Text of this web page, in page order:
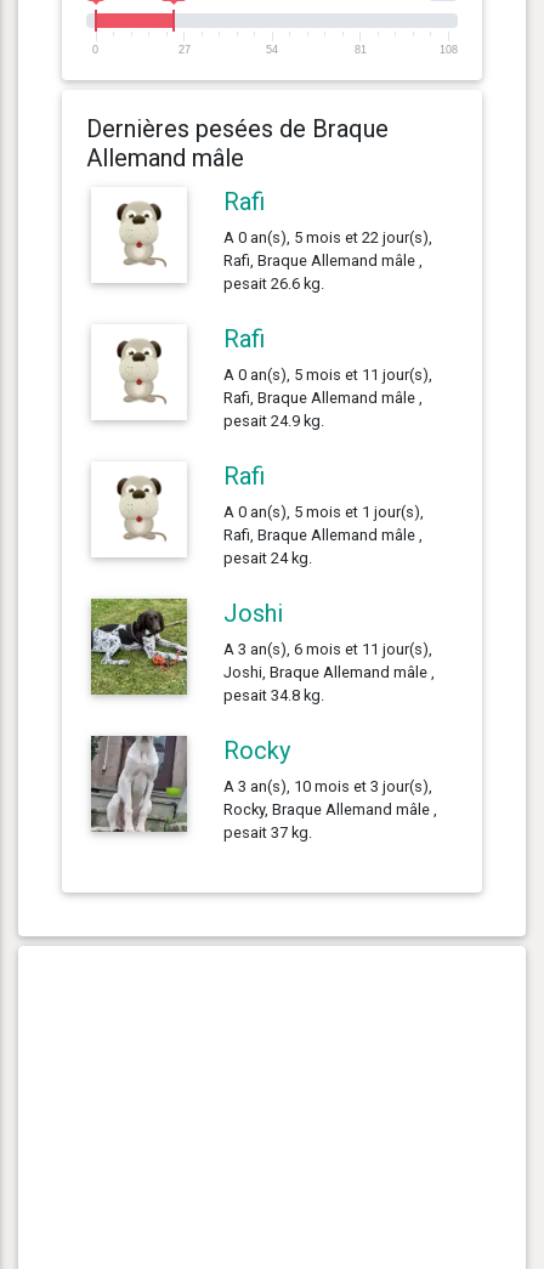
0 27 54 81 108
Dernières pesées de Braque
Allemand mâle
Rafi
A 0 an(s), 5 mois et 22 jour(s),
Rafi, Braque Allemand mâle ,
pesait 26.6 kg.
Rafi
A 0 an(s), 5 mois et 11 jour(s),
Rafi, Braque Allemand mâle ,
pesait 24.9 kg.
Rafi
A 0 an(s), 5 mois et 1 jour(s),
Rafi, Braque Allemand mâle ,
pesait 24 kg.
Joshi
A 3 an(s), 6 mois et 11 jour(s),
Joshi, Braque Allemand mâle ,
pesait 34.8 kg.
Rocky
A 3 an(s), 10 mois et 3 jour(s),
Rocky, Braque Allemand mâle ,
pesait 37 kg.